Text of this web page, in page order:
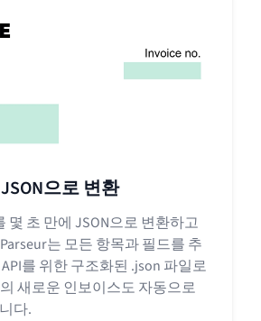
으로 변환
몇 초 만에 JSON으로 변환하고
는 모든 항목과 필드를 추
를 위한 구조화된 .json 파일로
새로운 인보이스도 자동으로
다.